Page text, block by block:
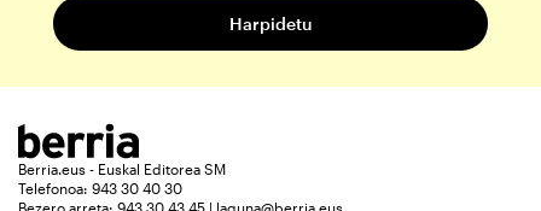
Berria.eus - Euskal Editorea SM
Telefonoa: 943 30 40 30
Bezero arreta: 943 30 43 45 | laguna@berria.eus